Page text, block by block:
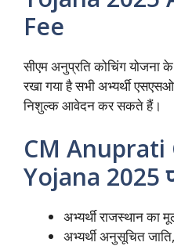
Fee
सीएम अनुप्रति कोचिंग योजना
रखा गया है सभी अभ्यर्थी
निशुल्क आवेदन कर सकते हैं।
CM Anuprati
Yojana 2025
अभ्यर्थी राजस्थान का
अभ्यर्थी अनुसूचित